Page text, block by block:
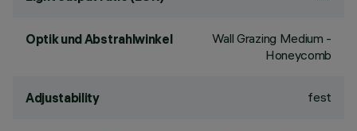
Optik und Abstrahlwinkel
Wall Grazing Medium -
Honeycomb
Adjustability fest